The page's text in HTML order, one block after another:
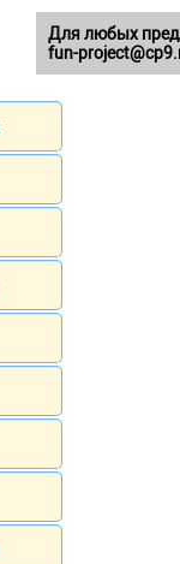
Для любых
fun-